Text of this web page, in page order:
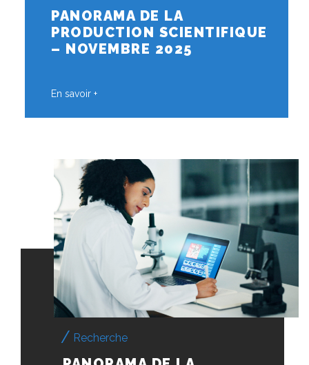
PANORAMA DE LA
PRODUCTION SCIENTIFIQUE
– NOVEMBRE 2025
En savoir +
Recherche